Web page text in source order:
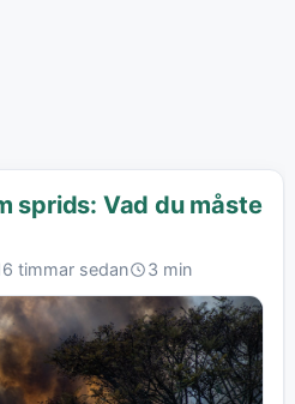
sprids: Vad du måste
timmar sedan 3 min